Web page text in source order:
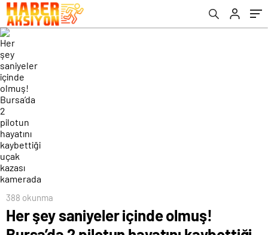
kamerada
388 okunma
Her şey saniyeler içinde olmuş!